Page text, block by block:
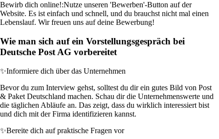
Bewirb dich online!:Nutze unseren 'Bewerben'-Button auf der
Website. Es ist einfach und schnell, und du brauchst nicht mal einen
Lebenslauf. Wir freuen uns auf deine Bewerbung!
Wie man sich auf ein Vorstellungsgespräch bei
Deutsche Post AG vorbereitet
✨Informiere dich über das Unternehmen
Bevor du zum Interview gehst, solltest du dir ein gutes Bild von Post
& Paket Deutschland machen. Schau dir die Unternehmenswerte und
die täglichen Abläufe an. Das zeigt, dass du wirklich interessiert bist
und dich mit der Firma identifizieren kannst.
✨Bereite dich auf praktische Fragen vor